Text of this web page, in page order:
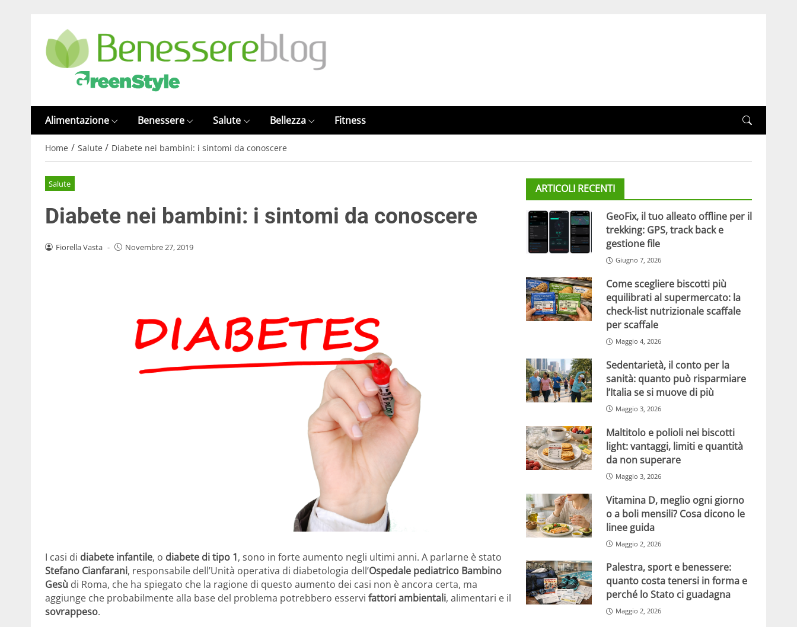
Alimentazione Benessere Salute Bellezza Fitness
Home / Salute / Diabete nei bambini: i sintomi da conoscere
Salute
Diabete nei bambini: i sintomi da conoscere
Fiorella Vasta - Novembre 27, 2019
I casi di diabete infantile, o diabete di tipo 1, sono in forte aumento negli ultimi anni. A parlarne è stato
Stefano Cianfarani, responsabile dell’Unità operativa di diabetologia dell’Ospedale pediatrico Bambino
Gesù di Roma, che ha spiegato che la ragione di questo aumento dei casi non è ancora certa, ma
aggiunge che probabilmente alla base del problema potrebbero esservi fattori ambientali, alimentari e il
sovrappeso.
ARTICOLI RECENTI
GeoFix, il tuo alleato offline per il
trekking: GPS, track back e
gestione file
Giugno 7, 2026
Come scegliere biscotti più
equilibrati al supermercato: la
check-list nutrizionale scaffale
per scaffale
Maggio 4, 2026
Sedentarietà, il conto per la
sanità: quanto può risparmiare
l’Italia se si muove di più
Maggio 3, 2026
Maltitolo e polioli nei biscotti
light: vantaggi, limiti e quantità
da non superare
Maggio 3, 2026
Vitamina D, meglio ogni giorno
o a boli mensili? Cosa dicono le
linee guida
Maggio 2, 2026
Palestra, sport e benessere:
quanto costa tenersi in forma e
perché lo Stato ci guadagna
Maggio 2, 2026